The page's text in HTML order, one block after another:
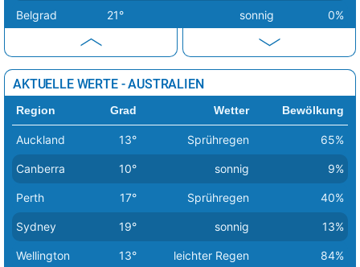
Belgrad 21° sonnig 0%
sonnig
Bern 20° sonnig 2%
Budapest 0%
Chisinau 26%
AKTUELLE WERTE - AUSTRALIEN
Region Grad Wetter Bewölkung
Auckland 13° Sprühregen 65%
Canberra 10° sonnig 9%
Perth 17° Sprühregen 40%
Sydney 19° sonnig 13%
Wellington 13° leichter Regen 84%